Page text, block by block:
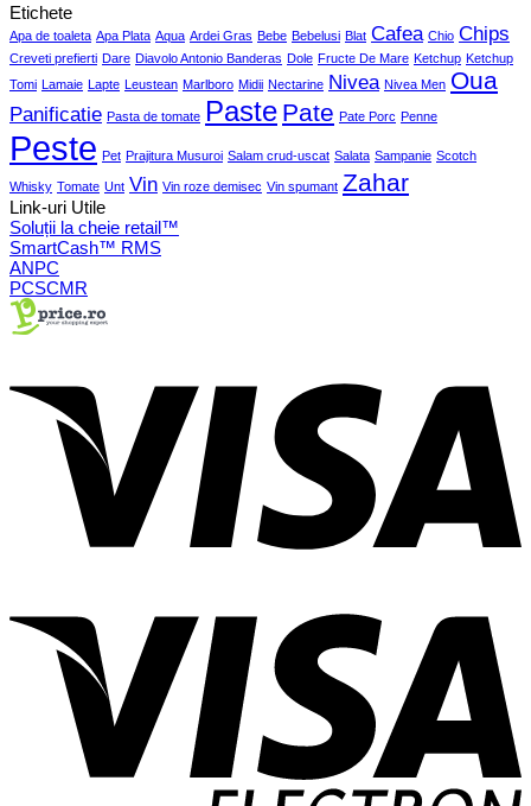
Etichete
Apa de toaleta Apa Plata Aqua Ardei Gras Bebe Bebelusi Blat Cafea Chio Chips
Creveti prefierti Dare Diavolo Antonio Banderas Dole Fructe De Mare Ketchup Ketchup
Tomi Lamaie Lapte Leustean Marlboro Midii Nectarine Nivea Nivea Men Oua
Panificatie Pasta de tomate Paste Pate Pate Porc Penne
Peste Pet Prajitura Musuroi Salam crud-uscat Salata Sampanie Scotch
Whisky Tomate Unt Vin Vin roze demisec Vin spumant Zahar
Link-uri Utile
Soluții la cheie retail™
SmartCash™ RMS
ANPC
PCSCMR